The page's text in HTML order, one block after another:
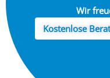
Wir
Kostenlose